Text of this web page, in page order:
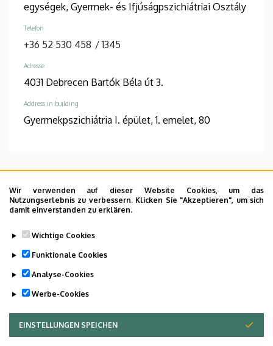
Wir verwenden auf dieser Website Cookies, um das
Nutzungserlebnis zu verbessern. Klicken Sie "Akzeptieren", um sich
damit einverstanden zu erklären.
Wichtige Cookies
Funktionale Cookies
Analyse-Cookies
Werbe-Cookies
EINSTELLUNGEN SPEICHEN
ZUSTIMMUNG ZURÜCKZIEHEN
egységek, Gyermek- és Ifjúságpszichiátriai Osztály
Telefon
+36 52 530 458 / 1345
Adresse
4031 Debrecen Bartók Béla út 3.
Address in building
Gyermekpszichiátria I. épület, 1. emelet, 80
Informations
Diplomas
Competences
Spoken languages
angol